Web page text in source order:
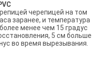
черепицей на том
заранее, и температура
менее чем 15 градус
5 см больше
во время вырезывания.